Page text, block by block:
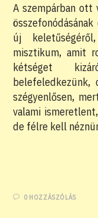
A szempárban ott
új
misztikum, amit
kétséget
belefeledkezünk,
szégyenlősen,
valami
de félre kell
0 HOZZÁSZÓLÁS